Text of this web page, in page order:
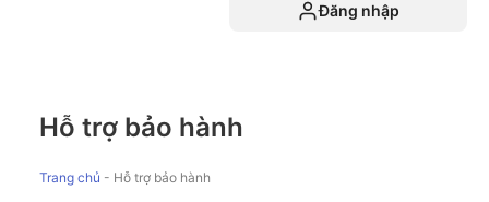
Đăng nhập
Hỗ trợ bảo hành
Trang chủ - Hỗ trợ bảo hành